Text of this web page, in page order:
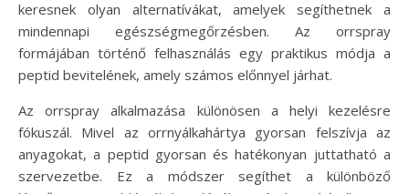
keresnek olyan alternatívákat, amelyek segíthetnek a
mindennapi egészségmegőrzésben. Az orrspray
formájában történő felhasználás egy praktikus módja a
peptid bevitelének, amely számos előnnyel járhat.
Az orrspray alkalmazása különösen a helyi kezelésre
fókuszál. Mivel az orrnyálkahártya gyorsan felszívja az
anyagokat, a peptid gyorsan és hatékonyan juttatható a
szervezetbe. Ez a módszer segíthet a különböző